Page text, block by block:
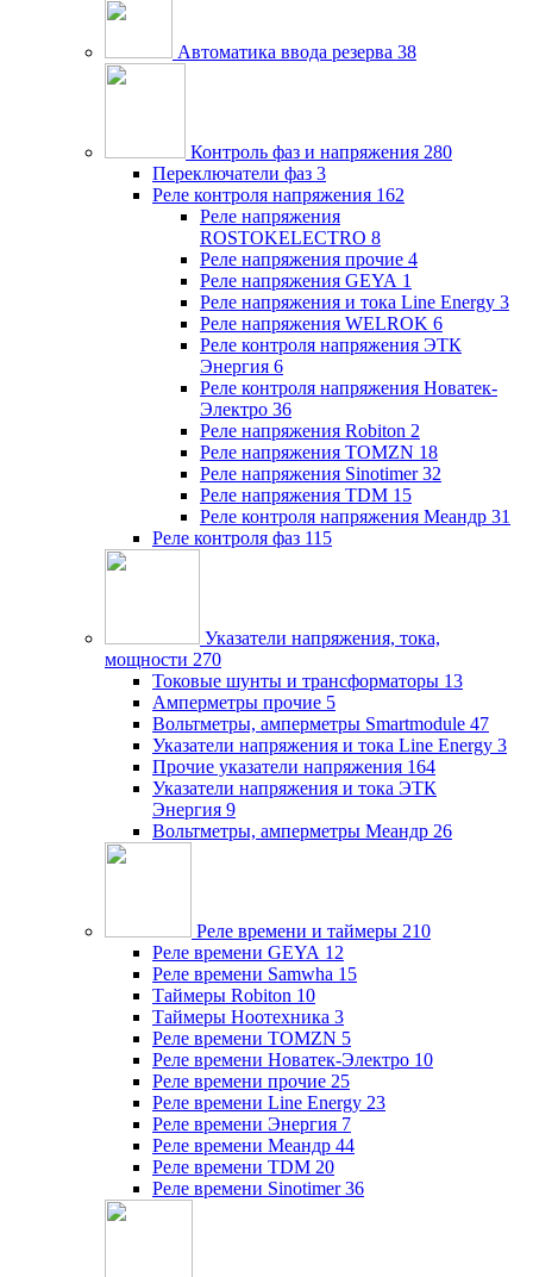
Автоматика ввода резерва 38
Контроль фаз и напряжения 280
Переключатели фаз 3
Реле контроля напряжения 162
Реле напряжения
ROSTOKELECTRO 8
Реле напряжения прочие 4
Реле напряжения GEYA 1
Реле напряжения и тока Line Energy 3
Реле напряжения WELROK 6
Реле контроля напряжения ЭТК
Энергия 6
Реле контроля напряжения Новатек-
Электро 36
Реле напряжения Robiton 2
Реле напряжения TOMZN 18
Реле напряжения Sinotimer 32
Реле напряжения TDM 15
Реле контроля напряжения Меандр 31
Реле контроля фаз 115
Указатели напряжения, тока,
мощности 270
Токовые шунты и трансформаторы 13
Амперметры прочие 5
Вольтметры, амперметры Smartmodule 47
Указатели напряжения и тока Line Energy 3
Прочие указатели напряжения 164
Указатели напряжения и тока ЭТК
Энергия 9
Вольтметры, амперметры Меандр 26
Реле времени и таймеры 210
Реле времени GEYA 12
Реле времени Samwha 15
Таймеры Robiton 10
Таймеры Ноотехника 3
Реле времени TOMZN 5
Реле времени Новатек-Электро 10
Реле времени прочие 25
Реле времени Line Energy 23
Реле времени Энергия 7
Реле времени Меандр 44
Реле времени TDM 20
Реле времени Sinotimer 36